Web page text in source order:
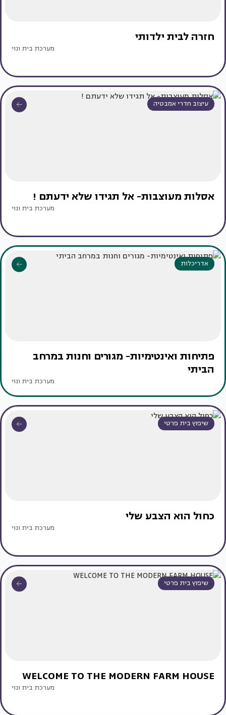
חזרה לבית ילדותי
מערכת בית ונוי
עיצוב חדרי אמבטיה
אסלות מעוצבות- אל תגידו שלא ידעתם !
מערכת בית ונוי
אדריכלות
פתיחות ואינטימיות- מגורים וחנות במרחב
הביתי
מערכת בית ונוי
שיפוץ בית פרטי
כחול הוא הצבע שלי
מערכת בית ונוי
שיפוץ בית פרטי
WELCOME TO THE MODERN FARM HOUSE
מערכת בית ונוי